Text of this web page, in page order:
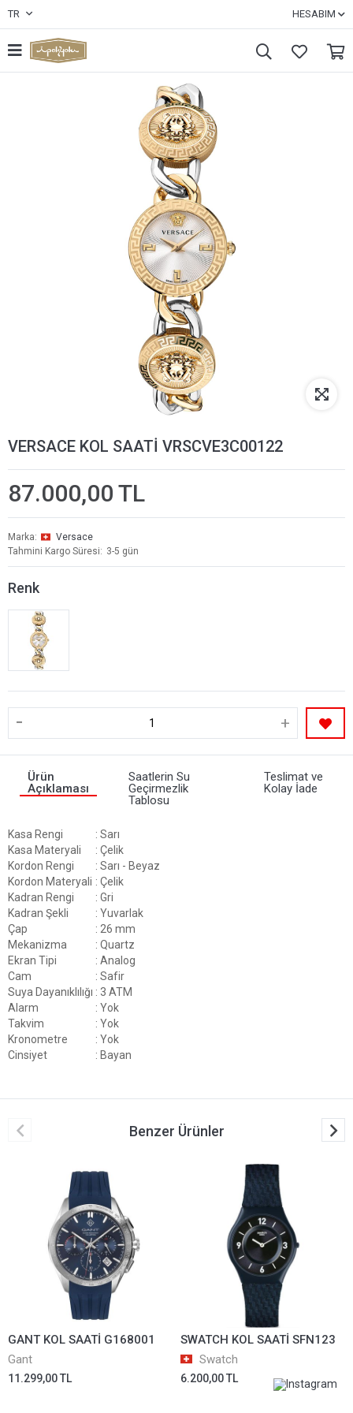
TR HESABIM
VERSACE KOL SAATİ VRSCVE3C00122
87.000,00 TL
Marka
Versace
Tahmini Kargo Süresi
3-5 gün
Renk
- +
Ürün
Açıklaması
Saatlerin Su
Geçirmezlik
Tablosu
Teslimat ve
Kolay İade
Kasa Rengi
: Sarı
Kasa Materyali
: Çelik
Kordon Rengi
: Sarı - Beyaz
Kordon Materyali : Çelik
Kadran Rengi
: Gri
Kadran Şekli
: Yuvarlak
Çap
: 26 mm
Mekanizma
: Quartz
Ekran Tipi
: Analog
Cam
: Safir
Suya Dayanıklılığı : 3 ATM
Alarm
: Yok
Takvim
: Yok
Kronometre
: Yok
Cinsiyet
: Bayan
Benzer Ürünler
GANT KOL SAATİ G168001
Gant
11.299,00 TL
SWATCH KOL SAATİ SFN123
Swatch
6.200,00 TL